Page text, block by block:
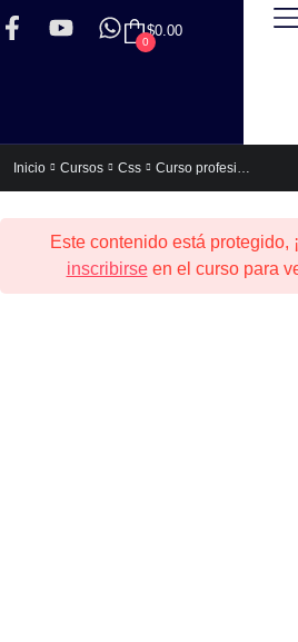
$0.00
0
Inicio Cursos Css Curso profesional de HTML5 y CSS3
Este contenido está protegido,
inscribirseen el curso para